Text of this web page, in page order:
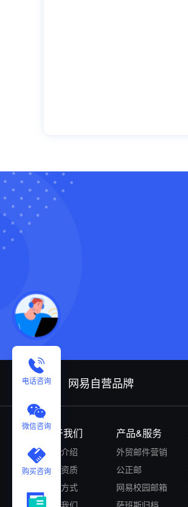
电话咨询
微信咨询
购买咨询
网易自营品牌
关于我们
公司介绍
认证资质
付款方式
产品&服务
外贸邮件营销
公正邮
网易校园邮箱